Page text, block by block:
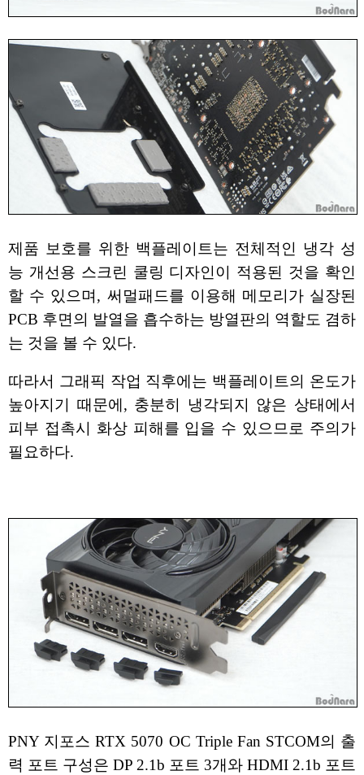
제품 보호를 위한 백플레이트는 전체적인 냉각 성
능 개선용 스크린 쿨링 디자인이 적용된 것을 확인
할 수 있으며, 써멀패드를 이용해 메모리가 실장된
PCB 후면의 발열을 흡수하는 방열판의 역할도 겸하
는 것을 볼 수 있다.
따라서 그래픽 작업 직후에는 백플레이트의 온도가
높아지기 때문에, 충분히 냉각되지 않은 상태에서
피부 접촉시 화상 피해를 입을 수 있으므로 주의가
필요하다.
PNY 지포스 RTX 5070 OC Triple Fan STCOM의 출
력 포트 구성은 DP 2.1b 포트 3개와 HDMI 2.1b 포트